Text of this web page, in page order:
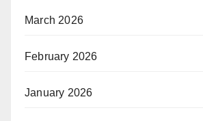
March 2026
February 2026
January 2026